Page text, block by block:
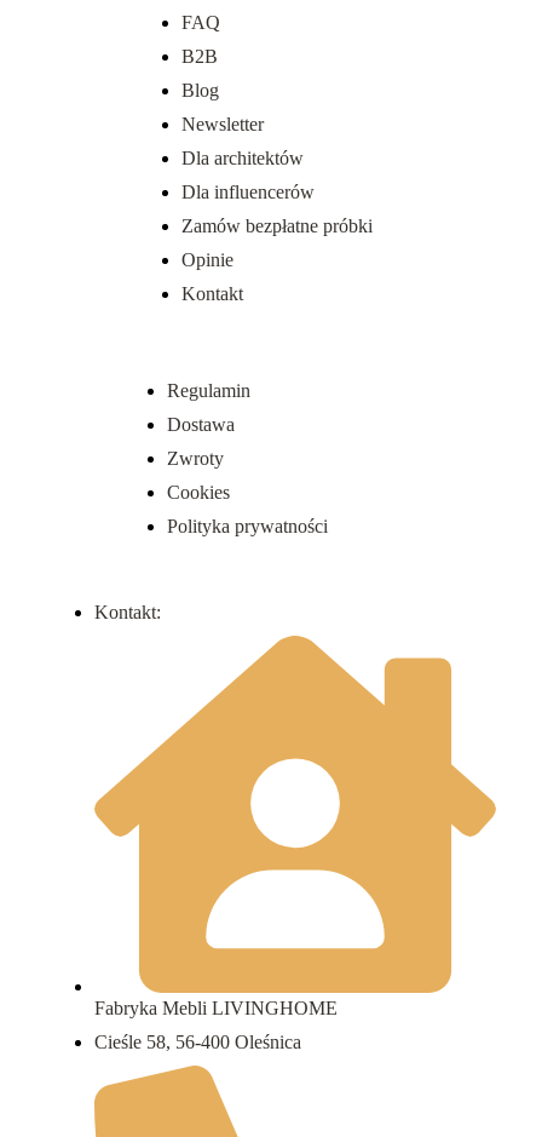
FAQ
B2B
Blog
Newsletter
Dla architektów
Dla influencerów
Zamów bezpłatne próbki
Opinie
Kontakt
Regulamin
Dostawa
Zwroty
Cookies
Polityka prywatności
Kontakt:
Fabryka Mebli LIVINGHOME
Cieśle 58, 56-400 Oleśnica